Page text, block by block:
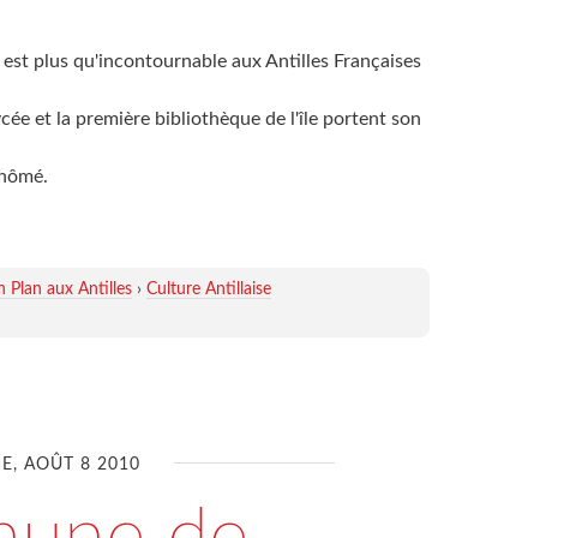
plus qu'incontournable aux Antilles Françaises
et la première bibliothèque de l'île portent son
Plan aux Antilles› Culture Antillaise
AOÛT 8 2010